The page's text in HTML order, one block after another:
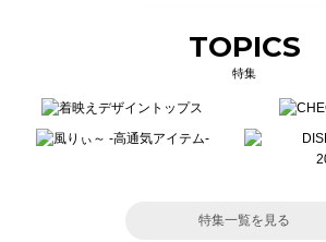
TOPICS
特集
特集一覧を見る